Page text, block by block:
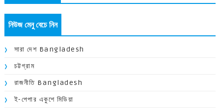
নিউজ মেনু বেচে নিন
সারা দেশ Bangladesh
চট্টগ্রাম
রাজনীতি Bangladesh
ই-পেপার একুশে মিডিয়া